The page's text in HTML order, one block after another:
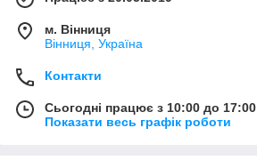
м. Вінниця
Вінниця, Україна
Контакти
Сьогодні працює з 10:00 до 17:00
Показати весь графік роботи